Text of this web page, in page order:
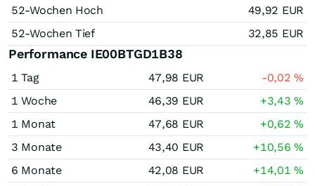
52-Wochen Hoch 49,92 EUR
52-Wochen Tief
32,85 EUR
Performance IE00BTGD1B38
1 Tag 47,98 EUR -0,02%
1 Woche
46,39 EUR +3,43%
1 Monat
47,68 EUR +0,62%
3 Monate
43,40 EUR +10,56%
6 Monate
42,08 EUR +14,01%